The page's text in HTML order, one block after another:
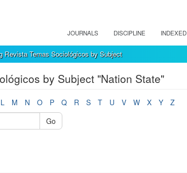
JOURNALS DISCIPLINE INDEXED
Revista Temas Sociológicos by Subject
by Subject "Nation State"
L M N O P Q R S T U V W X Y
Z
Go